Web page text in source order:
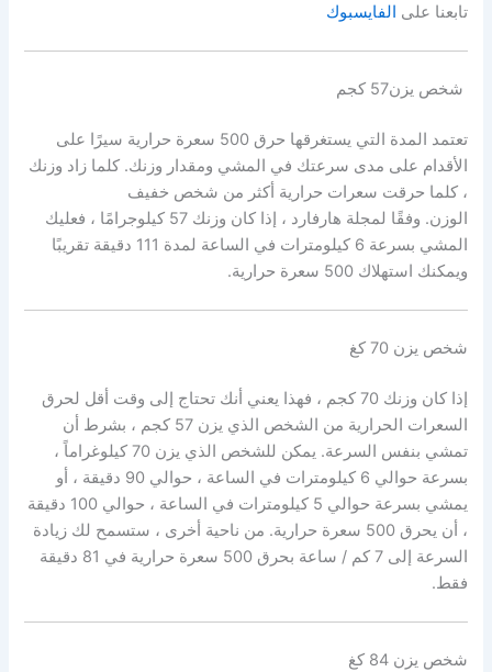
تابعنا على الفايسبوك
شخص يزن57 كجم
تعتمد المدة التي يستغرقها حرق 500 سعرة حرارية سيرًا على
الأقدام على مدى سرعتك في المشي ومقدار وزنك. كلما زاد وزنك
، كلما حرقت سعرات حرارية أكثر من شخص خفيف
الوزن. وفقًا لمجلة هارفارد
، إذا كان وزنك 57 كيلوجرامًا ، فعليك
المشي بسرعة 6 كيلومترات في الساعة لمدة 111 دقيقة تقريبًا
ويمكنك استهلاك 500 سعرة حرارية.
شخص يزن 70 كغ
إذا كان وزنك 70 كجم ، فهذا يعني أنك تحتاج إلى وقت أقل لحرق
السعرات الحرارية من الشخص الذي يزن 57 كجم ، بشرط أن
تمشي بنفس السرعة. يمكن للشخص الذي يزن 70 كيلوغراماً ،
بسرعة حوالي 6 كيلومترات في الساعة ، حوالي 90 دقيقة ، أو
يمشي بسرعة حوالي 5 كيلومترات في الساعة ، حوالي 100 دقيقة
، أن يحرق 500 سعرة حرارية. من ناحية أخرى ، ستسمح لك زيادة
السرعة إلى 7 كم / ساعة بحرق 500 سعرة حرارية في 81 دقيقة
فقط.
شخص يزن 84 كغ